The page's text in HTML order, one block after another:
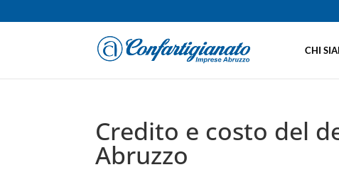
CHI
Credito e costo del
Abruzzo